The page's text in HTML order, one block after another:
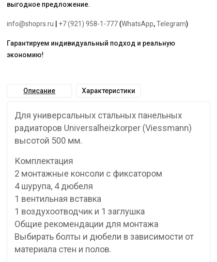
выгодное предложение.
info@shoprs.ru +7 (921) 958-1-777 (WhatsApp,Telegram)
Гарантируем индивидуальный подход и реальную
экономию!
Описание Характеристики
Для универсальных стальных панельных
радиаторов Universalheizkorper (Viessmann)
высотой 500 мм.
Комплектация
2 монтажные консоли с фиксатором
4 шурупа, 4 дюбеля
1 вентильная вставка
1 воздухоотводчик и 1 заглушка
Общие рекомендации для монтажа
Выбирать болты и дюбели в зависимости от
материала стен и полов.